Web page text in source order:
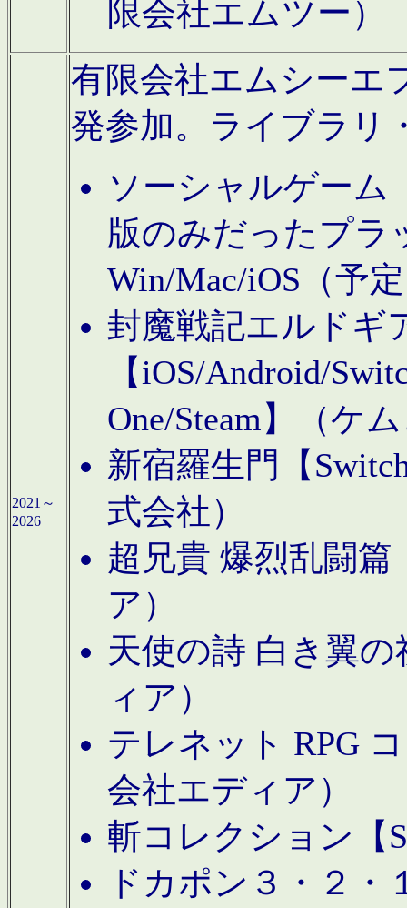
限会社エムツー）
2021～
2026
有限会社エムシーエ
発参加。ライブラリ
ソーシャルゲーム
版のみだったプラ
Win/Mac/iOS（予
封魔戦記エルドギ
【iOS/Android/
One/Steam】（ケ
新宿羅生門【
式会社）
超兄貴 爆烈乱闘篇
ア）
天使の詩 白き翼
ィア）
テレネット RPG
会社エディア）
斬コレクション【
ドカポン３・２